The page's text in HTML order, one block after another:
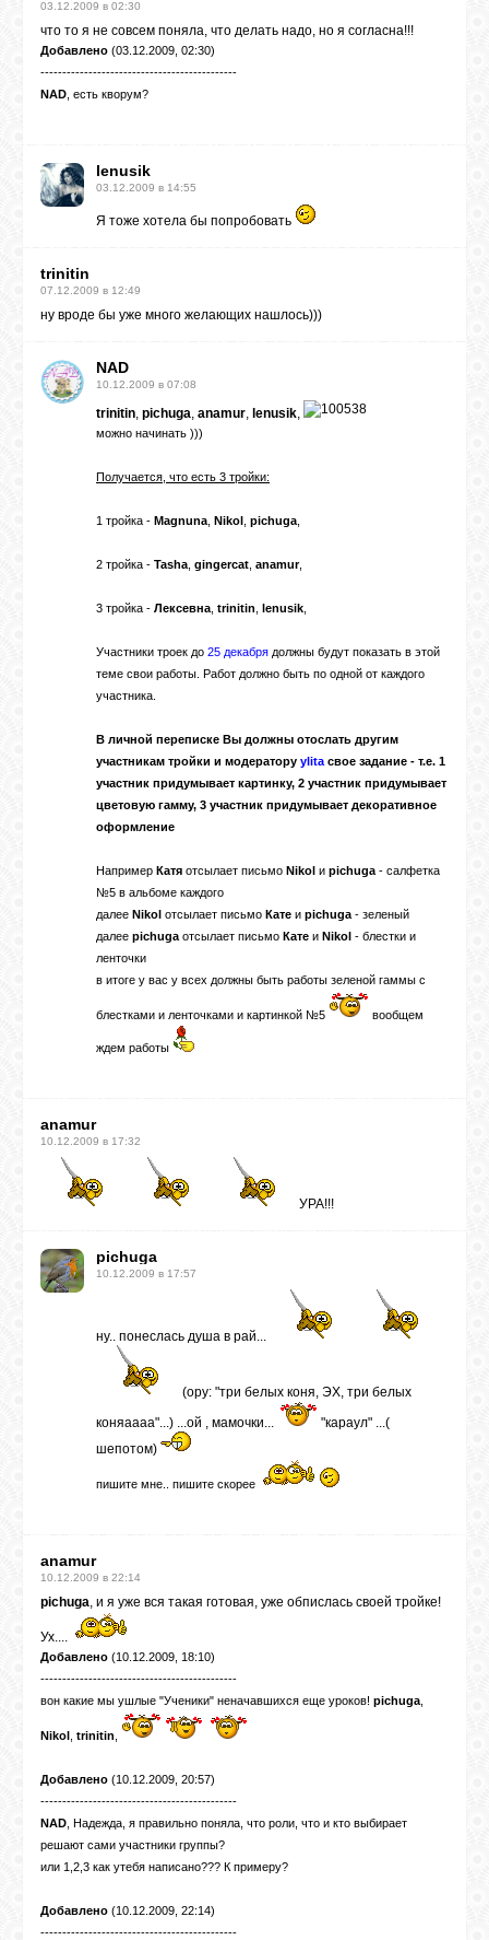
03.12.2009 в 02:30
что то я не совсем поняла, что делать надо, но я согласна!!!
Добавлено (03.12.2009, 02:30)
---------------------------------------------
NAD , есть кворум?
lenusik
03.12.2009 в 14:55
Я тоже хотела бы попробовать
trinitin
07.12.2009 в 12:49
ну вроде бы уже много желающих нашлось)))
NAD
10.12.2009 в 07:08
trinitin, pichuga, anamur, lenusik,
можно начинать )))
Получается, что есть 3 тройки:
1 тройка - Magnuna Nikol pichuga
2 тройка - Tasha gingercat anamur,
3 тройка - Лексевна trinitin lenusik
Участники троек до 25 декабря должны будут показать в этой
теме свои работы. Работ должно быть по одной от каждого
участника.
В личной переписке Вы должны отослать другим
участникам тройки и модератору ylita свое задание - т.е. 1
участник придумывает картинку, 2 участник придумывает
цветовую гамму, 3 участник придумывает декоративное
оформление
Например Катя отсылает письмо Nikol и pichuga - салфетка
№5 в альбоме каждого
далее Nikol отсылает письмо Кате и pichuga - зеленый
далее pichuga отсылает письмо Кате и Nikol - блестки и
ленточки
в итоге у вас у всех должны быть работы зеленой гаммы с
блестками и ленточками и картинкой №5 вообщем
ждем работы
anamur
10.12.2009 в 17:32
УРА!!!
pichuga
10.12.2009 в 17:57
ну.. понеслась душа в рай...
(ору: "три белых коня, ЭХ, три белых
коняаааа"...) ...ой , мамочки...
"караул" ...(
шепотом)
пишите мне.. пишите скорее
anamur
10.12.2009 в 22:14
pichuga, и я уже вся такая готовая, уже обпислась своей тройке!
Ух....
Добавлено (10.12.2009, 18:10)
---------------------------------------------
вон какие мы ушлые "Ученики" неначавшихся еще уроков! pichuga
Nikol trinitin
Добавлено (10.12.2009, 20:57)
---------------------------------------------
NAD , Надежда, я правильно поняла, что роли, что и кто выбирает
решают сами участники группы?
или 1,2,3 как утебя написано??? К примеру?
Добавлено (10.12.2009, 22:14)
---------------------------------------------